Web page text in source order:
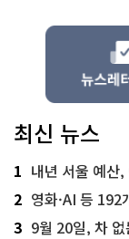
최신 뉴스
1 내년 서울 예산
2 영화·AI 등 192
3 9월 20일, 차 없는